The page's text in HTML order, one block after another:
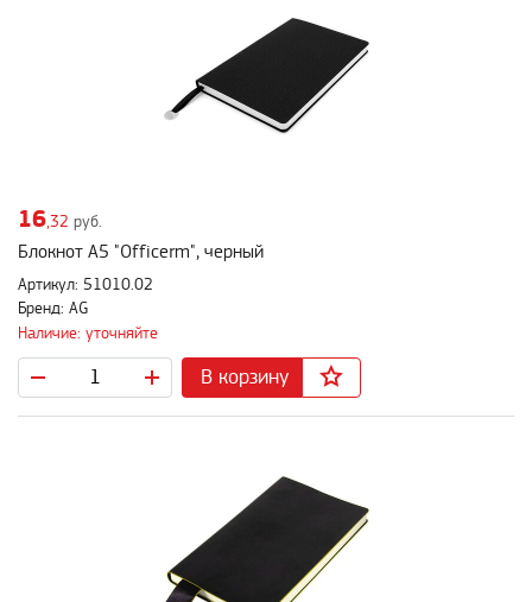
16,32 руб.
Блокнот A5 "Officerm", черный
Артикул: 51010.02
Бренд: AG
Наличие: уточняйте
В корзину